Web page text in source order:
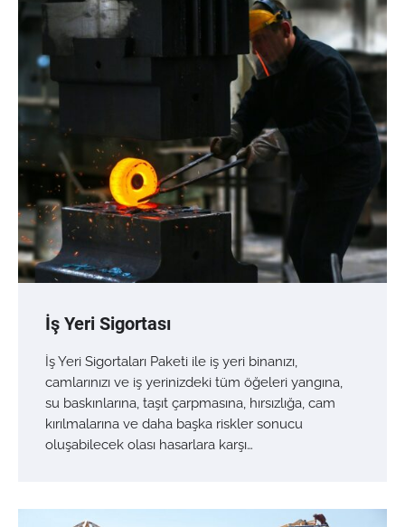
İş Yeri Sigortası
İş Yeri Sigortaları Paketi ile iş yeri binanızı,
camlarınızı ve iş yerinizdeki tüm öğeleri yangına,
su baskınlarına, taşıt çarpmasına, hırsızlığa, cam
kırılmalarına ve daha başka riskler sonucu
oluşabilecek olası hasarlara karşı…